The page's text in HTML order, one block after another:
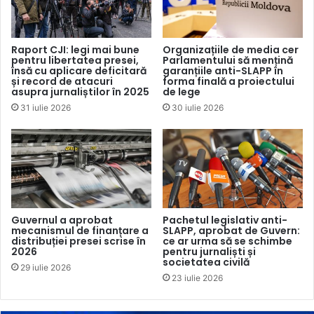
profesională.
Hotărârea instanței poate fi atacată de către Vladimir
Gherasimenco la Curtea de Apel Centru în termen de 30
zile din momentul pronunțării.
presa din moldova realitatea.md
Raport CJI: legi mai bune
pentru libertatea presei,
însă cu aplicare deficitară
și record de atacuri
asupra jurnaliștilor în 2025
31 iulie 2026
Organizațiile de media cer
Parlamentului să mențină
garanțiile anti-SLAPP în
forma finală a proiectului
de lege
30 iulie 2026
Guvernul a aprobat
mecanismul de finanțare a
distribuției presei scrise în
2026
29 iulie 2026
Pachetul legislativ anti-
SLAPP, aprobat de Guvern:
ce ar urma să se schimbe
pentru jurnaliști și
societatea civilă
23 iulie 2026